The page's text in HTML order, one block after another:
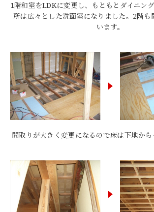
1階和室をLDKに変更し、もともとダイニン
所は広々とした洗面室になりました。2階も
います。
間取りが大きく変更になるので床は下地から